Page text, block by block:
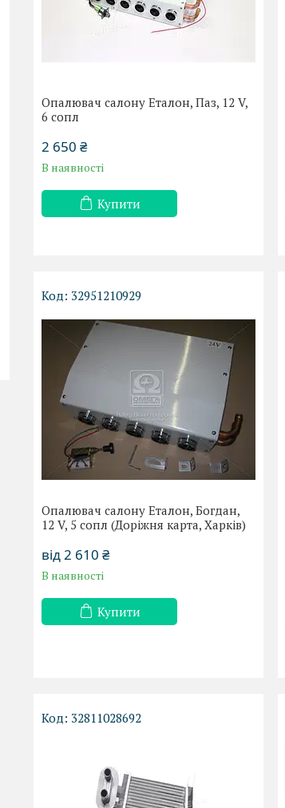
Опалювач салону Еталон, Паз, 12 V,
6 сопл
2 650 ₴
В наявності
Купити
32951210929
Опалювач салону Еталон, Богдан,
12 V, 5 сопл (Доріжня карта, Харків)
від 2 610 ₴
В наявності
Купити
32811028692